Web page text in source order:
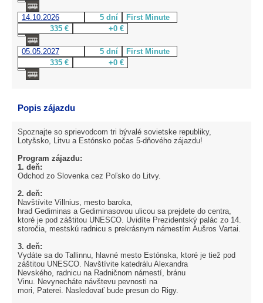
14.10.2026 5 dní
First Minute
335 €
+0 €
05.05.2027 5 dní
First Minute
335 €
+0 €
Popis zájazdu
Spoznajte so sprievodcom tri bývalé sovietske republiky,
Lotyšsko, Litvu a Estónsko počas 5-dňového zájazdu!
Program zájazdu:
1. deň:
Odchod zo Slovenka cez Poľsko do Litvy.
2. deň:
Navštívite Villnius, mesto baroka,
hrad Gediminas a Gediminasovou ulicou sa prejdete do centra,
ktoré je pod záštitou UNESCO. Uvidíte Prezidentský palác zo 14.
storočia, mestskú radnicu s prekrásnym námestím Aušros Vartai.
3. deň:
Vydáte sa do Tallinnu, hlavné mesto Estónska, ktoré je tiež pod
záštitou UNESCO. Navštívite katedrálu Alexandra
Nevského, radnicu na Radničnom námestí, bránu
Vinu. Nevynecháte návštevu pevnosti na
mori, Paterei. Nasledovať bude presun do Rigy.